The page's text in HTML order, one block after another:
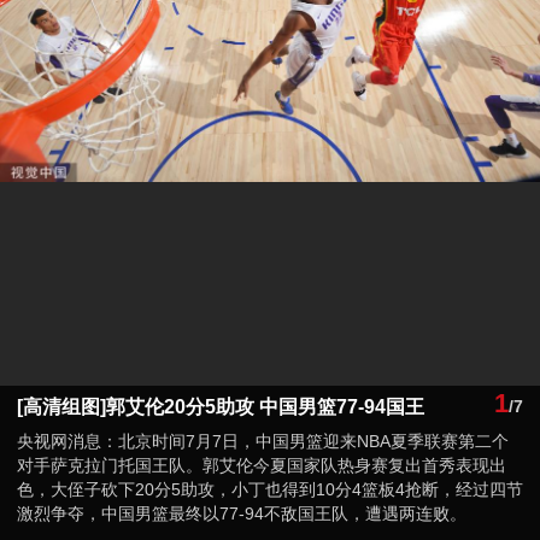
[高清组图]郭艾伦20分5助攻 中国男篮77-94国王 1/7
央视网消息：北京时间7月7日，中国男篮迎来NBA夏季联赛第二个
对手萨克拉门托国王队。郭艾伦今夏国家队热身赛复出首秀表现出
色，大侄子砍下20分5助攻，小丁也得到10分4篮板4抢断，经过四节
激烈争夺，中国男篮最终以77-94不敌国王队，遭遇两连败。